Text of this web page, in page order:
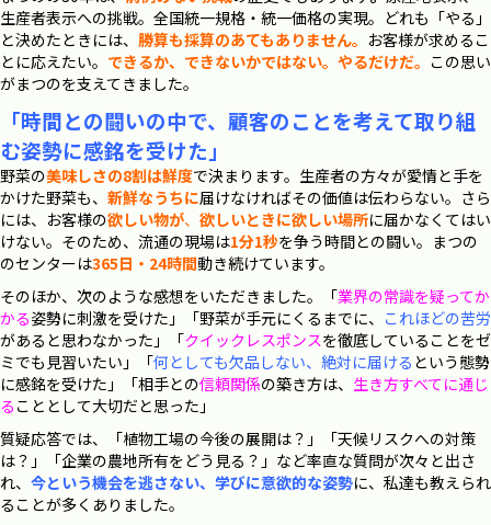
生産者表示への挑戦。全国統一規格・統一価格の実現。どれも「やる」
と決めたときには、 勝算も採算のあてもありません。 お客様が求めるこ
とに応えたい。 できるか、できないかではない。やるだけだ。 この思い
がまつのを支えてきました。
「時間との闘いの中で、 顧客のことを考えて取り組
む姿勢に感銘を受けた」
野菜の美味しさの8割は鮮度で決まります。生産者の方々が愛情と手を
かけた野菜も、 新鮮なうちに届けなければその価値は伝わらない。さら
には、お客様の欲しい物が、 欲しいときに欲しい場所に届かなくてはい
けない。そのため、流通の現場は1分1秒を争う時間との闘い。まつの
のセンターは365日・24時間動き続けています。
そのほか、次のような感想をいただきました。「業界の常識を疑ってか
かる姿勢に刺激を受けた」「野菜が手元にくるまでに、 これほどの苦労
があると思わなかった」「クイックレスポンスを徹底していることをゼ
ミでも見習いたい」「何としても欠品しない、絶対に届ける という態勢
に感銘を受けた」「相手との信頼関係の築き方は、 生き方すべてに通じ
る こととして大切だと思った」
質疑応答では、「植物工場の今後の展開は？」「天候リスクへの対策
は？」「企業の農地所有をどう見る？」など率直な質問が次々と出さ
れ、 今という機会を逃さない、学びに意欲的な姿勢に、私達も教えられ
ることが多くありました。